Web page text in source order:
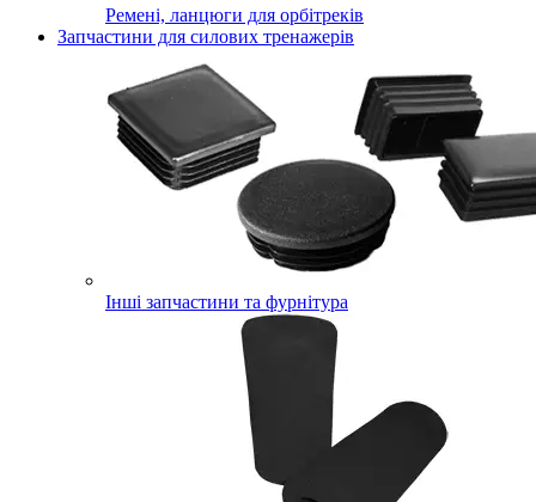
Ремені, ланцюги для орбітреків
Запчастини для силових тренажерів
Інші запчастини та фурнітура